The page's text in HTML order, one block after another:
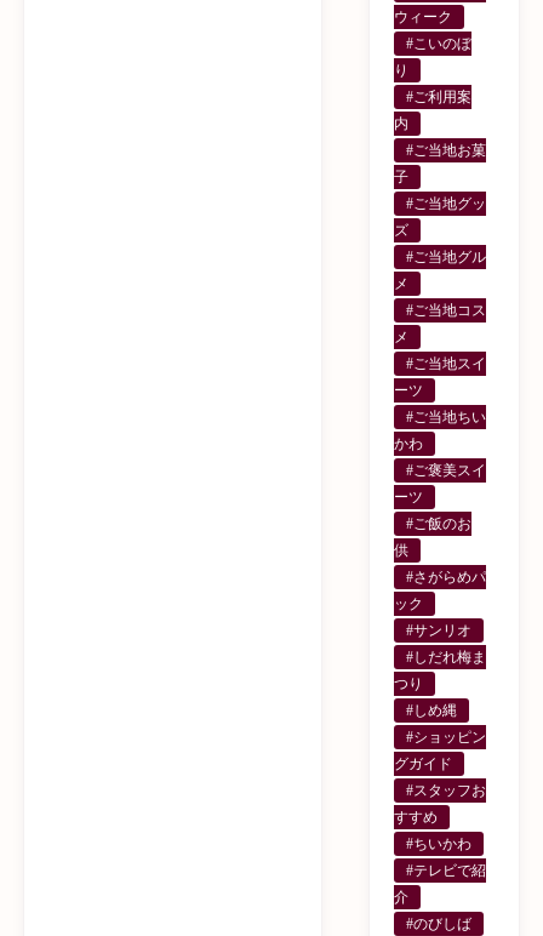
ウィーク
#こいのぼ
り
#ご利用案
内
#ご当地お菓
子
#ご当地グッ
ズ
#ご当地グル
メ
#ご当地コス
メ
#ご当地スイ
ーツ
#ご当地ちい
かわ
#ご褒美スイ
ーツ
#ご飯のお
供
#さがらめパ
ック
#サンリオ
#しだれ梅ま
つり
#しめ縄
#ショッピン
グガイド
#スタッフお
すすめ
#ちいかわ
#テレビで紹
介
#のびしば